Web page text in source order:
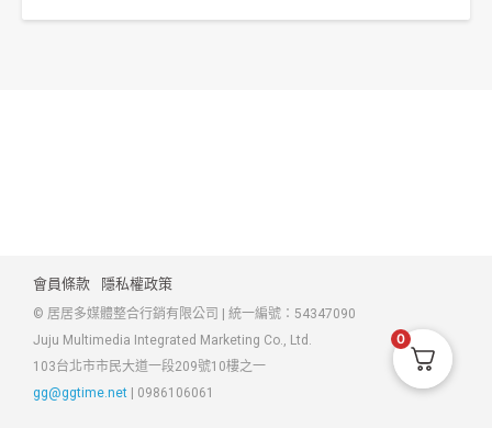
會員條款 隱私權政策
© 居居多媒體整合行銷有限公司 | 統一編號：54347090
Juju Multimedia Integrated Marketing Co., Ltd.
103台北市市民大道一段209號10樓之一
gg@ggtime.net
0986106061
0